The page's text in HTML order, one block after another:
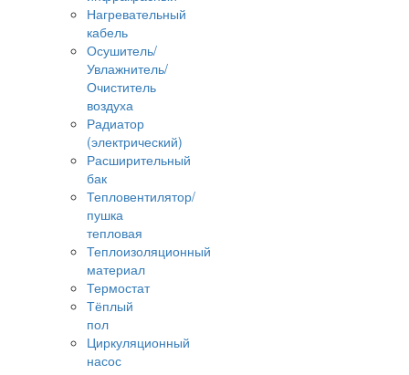
Нагревательный
кабель
Осушитель/
Увлажнитель/
Очиститель
воздуха
Радиатор
(электрический)
Расширительный
бак
Тепловентилятор/
пушка
тепловая
Теплоизоляционный
материал
Термостат
Тёплый
пол
Циркуляционный
насос